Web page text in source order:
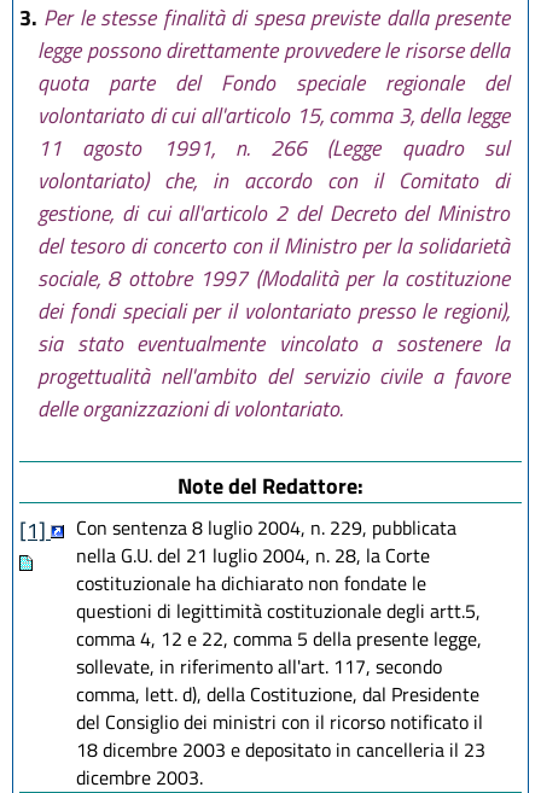
3. Per le stesse finalità di spesa previste dalla presente
legge possono direttamente provvedere le risorse della
quota parte del Fondo speciale regionale del
volontariato di cui all'articolo 15, comma 3, della legge
11 agosto 1991, n. 266 (Legge quadro sul
volontariato) che, in accordo con il Comitato di
gestione, di cui all'articolo 2 del Decreto del Ministro
del tesoro di concerto con il Ministro per la solidarietà
sociale, 8 ottobre 1997 (Modalità per la costituzione
dei fondi speciali per il volontariato presso le regioni),
sia stato eventualmente vincolato a sostenere la
progettualità nell'ambito del servizio civile a favore
delle organizzazioni di volontariato.
Note del Redattore:
[1]
Con sentenza 8 luglio 2004, n. 229, pubblicata
nella G.U. del 21 luglio 2004, n. 28, la Corte
costituzionale ha dichiarato non fondate le
questioni di legittimità costituzionale degli artt.5,
comma 4, 12 e 22, comma 5 della presente legge,
sollevate, in riferimento all'art. 117, secondo
comma, lett. d), della Costituzione, dal Presidente
del Consiglio dei ministri con il ricorso notificato il
18 dicembre 2003 e depositato in cancelleria il 23
dicembre 2003.